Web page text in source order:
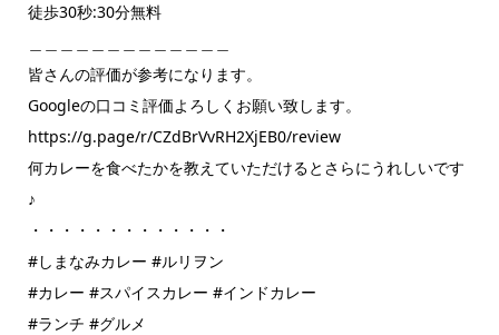
徒歩30秒:30分無料
皆さんの評価が参考になります。
Googleの口コミ評価よろしくお願い致します。
https://g.page/r/CZdBrVvRH2XjEB0/review
何カレーを食べたかを教えていただけるとさらにうれしいです
♪
・・・・・・・・・・・・・
#しまなみカレー #ルリヲン
#カレー #スパイスカレー #インドカレー
#ランチ #グルメ